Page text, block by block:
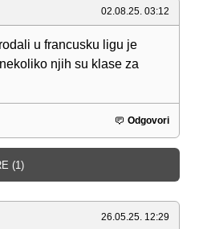
02.08.25. 03:12
u francusku ligu je
njih su klase za
Odgovori
(1)
26.05.25. 12:29